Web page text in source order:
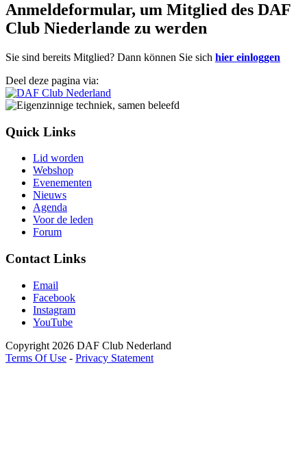
Anmeldeformular, um Mitglied des DAF
Club Niederlande zu werden
Sie sind bereits Mitglied? Dann können Sie sich hier einloggen
Deel deze pagina via:
Quick Links
Lid worden
Webshop
Evenementen
Nieuws
Agenda
Voor de leden
Forum
Contact Links
Email
Facebook
Instagram
YouTube
Copyright 2026 DAF Club Nederland
Terms Of Use - Privacy Statement